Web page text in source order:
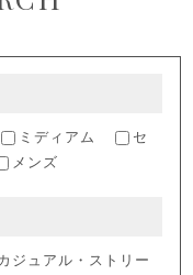
ミディアム
セ
メンズ
ジュアル・ストリー